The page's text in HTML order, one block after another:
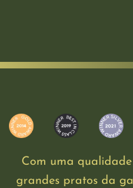
Com uma
grandes pratos da